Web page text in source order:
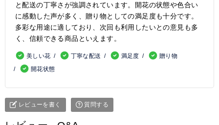
と配送の丁寧さが強調されています。開花の状態や色合い
に感動した声が多く、贈り物としての満足度も十分です。
多彩な用途に適しており、次回も利用したいとの意見も多
く、信頼できる商品といえます。
美しい花 丁寧な配送 満足度
贈り物
開花状態
レビューを書く 質問する